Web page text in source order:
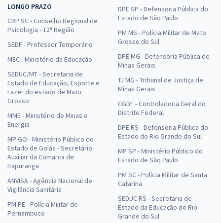
LONGO PRAZO
CRP SC - Conselho Regional de
Psicologia - 12ª Região
SEDF - Professor Temporário
MEC - Ministério da Educação
SEDUC/MT - Secretaria de
Estado de Educação, Esporte e
Lazer do estado de Mato
Grosso
MME - Ministério de Minas e
Energia
MP GO - Ministério Público do
Estado de Goiás - Secretário
Auxiliar da Comarca de
Itapuranga
ANVISA - Agência Nacional de
Vigilância Sanitária
PM PE - Polícia Militar de
Pernambuco
DPE SP - Defensoria Pública do
Estado de São Paulo
PM MS - Polícia Militar de Mato
Grosso do Sul
DPE MG - Defensoria Pública de
Minas Gerais
TJ MG - Tribunal de Justiça de
Minas Gerais
CGDF - Controladoria Geral do
Distrito Federal
DPE RS - Defensoria Pública do
Estado do Rio Grande do Sul
MP SP - Ministério Público do
Estado de São Paulo
PM SC - Polícia Militar de Santa
Catarina
SEDUC RS - Secretaria de
Estado da Educação do Rio
Grande do Sul